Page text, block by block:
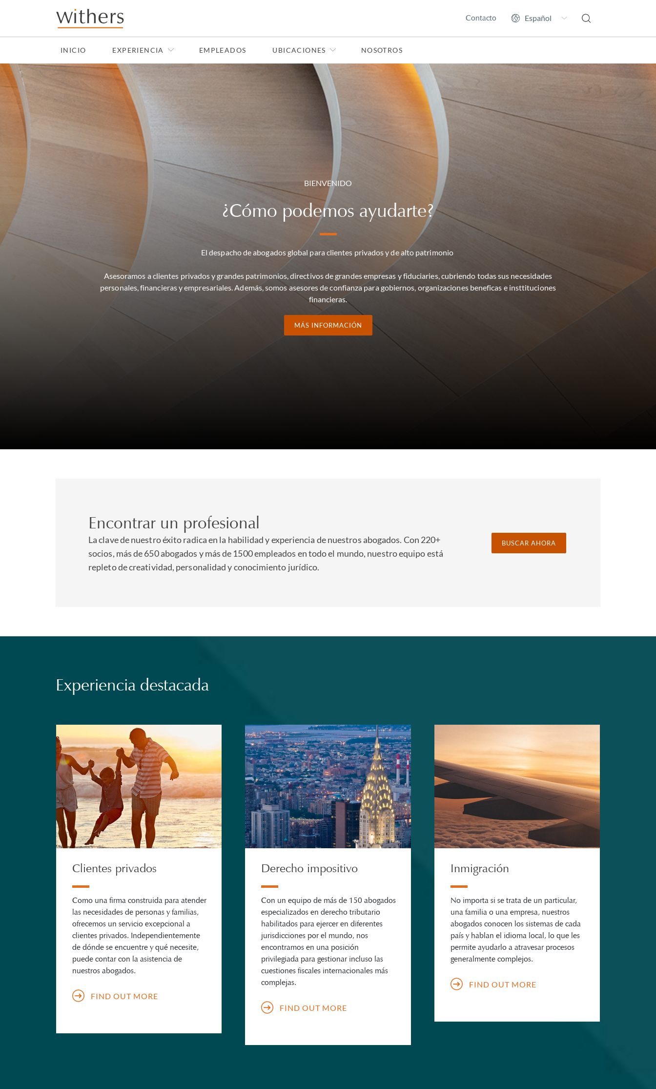
Skip to main content
Contacto
INICIO EXPERIENCIA EMPLEADOS UBICACIONES NOSOTROS
BIENVENIDO
¿Cómo podemos ayudarte?
El despacho de abogados global para clientes privados y de alto patrimonio
Asesoramos a clientes privados y grandes patrimonios, directivos de grandes empresas y fiduciaries, cubriendo todas sus necesidades
personales, financieras y empresariales. Además, somos asesores de confianza para gobiernos, organizaciones beneficas e insttituciones
financieras.
MÁS INFORMACIÓN
Encontrar un profesional
La clave de nuestro éxito radica en la habilidad y experiencia de nuestros abogados. Con 220+
socios, más de 650 abogados y más de 1500 empleados en todo el mundo, nuestro equipo está
repleto de creatividad, personalidad y conocimiento jurídico.
BUSCAR AHORA
Experiencia destacada
Clientes privados
Como una firma construida para atender
las necesidades de personas y familias,
ofrecemos un servicio excepcional a
clientes privados. Independientemente
de dónde se encuentre y qué necesite,
puede contar con la asistencia de
nuestros abogados.
FIND OUT MORE
Derecho impositivo
Con un equipo de más de 150 abogados
especializados en derecho tributario
habilitados para ejercer en diferentes
jurisdicciones por el mundo, nos
encontramos en una posición
privilegiada para gestionar incluso las
cuestiones fiscales internacionales más
complejas.
FIND OUT MORE
Inmigración
No importa si se trata de un particular,
una familia o una empresa, nuestros
abogados conocen los sistemas de cada
país y hablan el idioma local, lo que les
permite ayudarlo a atravesar procesos
generalmente complejos.
FIND OUT MORE